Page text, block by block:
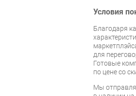
Условия
Благодаря
для
Готовые
по цене со
Мы